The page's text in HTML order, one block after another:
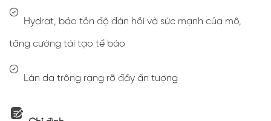
Hydrat, bảo tồn độ đàn hồi và sức mạnh của mô,
tăng cường tái tạo tế bào
Làn da trông rạng rỡ đầy ấn tượng